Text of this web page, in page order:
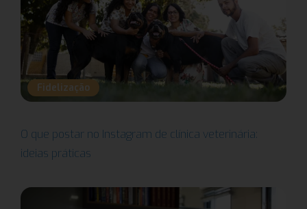
Fidelização
O que postar no Instagram de clínica veterinária:
ideias práticas